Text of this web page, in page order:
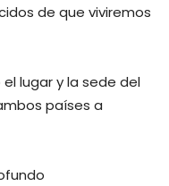
de que viviremos
lugar y la sede del
países a